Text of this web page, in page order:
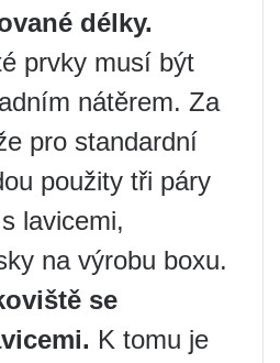
délky.
prvky musí být
nátěrem. Za
pro standardní
použity tři páry
lavicemi,
na výrobu boxu.
se
K tomu je